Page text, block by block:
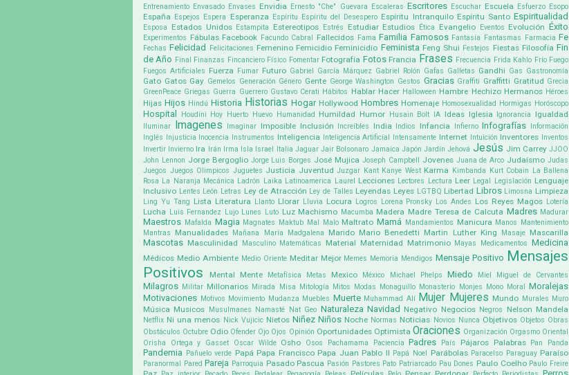
Entrenamiento Envasado Envases Envidia Ernesto "Che" Guevara Escaleras Escritores Escuchar Escuela Esfuerzo Esopo
España Espejos Espera Esperanza Espíritu Espíritu del Desespero Espíritu Intranquilo Espíritu Santo Espiritualidad
Esposa Estados Unidos Estampita Estereotipos Estrés Estudiar Estudios Ética Evangelio Eventos Evolución Éxito
Experimentos Fábulas Facebook Facundo Cabral Fallecidos Fama Familia Famosos Fantasía Fantasmas Farmacia Fe
Fechas Felicidad Felicitaciones Femenino Femicidio Feminicidio Feminista Feng Shui Festejos Fiestas Filosofía Fin
de Año Final Finanzas Fincanciero Físico Fomentar Fotografía Fotos Francia Frases Frecuencia Frida Kahlo Frío Fuego
Fuegos Artificiales Fuerza Fumar Futuro Gabriel García Márquez Gabriel Rolón Gafas Galletas Gandhi Gas Gastronomía
Gato Gatos Gay Gemelos Generación Género Gente George Washington Gestos Gracias Graffiti Graffitti Gratitud Grecia
GreenPeace Griegas Guerra Guerrero Gustavo Cerati Hábitos Hablar Hacer Halloween Hambre Hechizo Hermanos Héroes
Hijas Hijos Hindú Historia Historias Hogar Hollywood Hombres Homenaje Homosexualidad Hormigas Horóscopo
Hospital Houdini Hoy Huerto Huevo Humanidad Humildad Humor Husain Bolt IA Ideas Iglesia Ignorancia Igualdad
Iluminar Imagenes Imaginar Imposible Inclusión Increíbles India Indios Infancia Infierno Infografías
Información
Inglés
Injusticia Inocencia Instrumentos Inteligencia Inteligencia Artificial Intensamente Internet Intuición Inventores
Inventos
Invertir Invierno Ira Irán Irma Isla Israel Italia Jaguar Jair Bolsonaro Jamaica Japón Jardín Jehová Jesús Jim Carrey JJOO
John Lennon Jorge Bergoglio Jorge Luis Borges José Mujica Joseph Campbell Jovenes Juana de Arco Judaísmo Judas
Juegos Juegos Olimpicos Juguetes Justicia Juventud Juzgar Kant Kanye West Karma Kimbanda Kurt Cobain
La Ballena
Rosa La Naranja Mecánica Ladrón Laika Latinoamerica Laurel Lecciones Lectores Lectura Leer Legal Legislación Lenguaje
Inclusivo Lentes León Letras Ley de Atracción Ley de Talles Leyendas Leyes LGTBQ Libertad Libros Limosna Limpieza
Ling Yu Tang Lista Literatura Llanto Llorar Lluvia Locura Logros Lorena Pronsky Los Andes Los Reyes Magos Lotería
Lucha Luis Fernandez Lujo Lunes Luto Luz Machismo Macumba Madera Madre Teresa de Calcuta Madres Madurar
Maestros Mafalda Magia Magnates Maktub Mal Malo Maltrato Mamá Mandamientos Manicura Manos
Mantenimiento
Mantras
Manualidades Mañana María Madgalena Marido Mario Benedetti Martin Luther King Masaje Mascarilla
Mascotas Masculinidad Masculino Matemáticas Material Maternidad Matrimonio Mayas Medicamentos Medicina
Médicos Medio Ambiente Medio Oriente Meditar Mejor Memes Memoria Mendigos Mensaje Positivo Mensajes
Positivos
Mental Mente Metafísica Metas Mexico México Michael Phelps Miedo Miel Miguel de Cervantes
Milagros Militar Millonarios Mirada Misa Mitología Mitos Modas Monaguillo Monasterio Monjes Mono Moral
Moralejas
Motivaciones Motivos Movimiento Mudanza Muebles Muerte Muhammad Alí Mujer Mujeres Mundo Murales Muro
Música Musicos Musulmanes Namasté Nat Geo Naturaleza Navidad Negativo Negocios Negros Nelson Mandela
Netflix Ni una menos Nick Vujicic Nietos Niñez Niños Noche Normas Noticias Novios Nunca Objetivos Objetos Obras
Obstáculos Octubre Odio Ofender Ojo Ojos Opinión Oportunidades Optimista Oraciones Organización Orgasmo Oriental
Orisha
Ortega y Gasset Oscar Wilde Osho Osos Pachamama Paciencia Padres País Pájaros Palabras Pan Panda
Pandemia Pañuelo verde Papá Papa Francisco Papa Juan Pablo II Papá Noel Parábolas Paracelso Paraguay Paraíso
Paranormal Pared Pareja Parroquia Pasado Pascua Pasión Pastores Pato Patriarcado Pau Dones Paulo Coelho Paulo Freire